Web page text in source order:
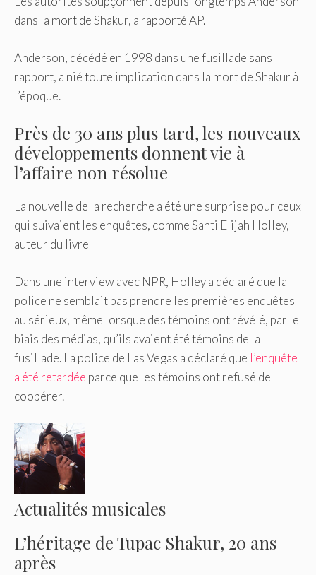
dans la mort de Shakur, a rapporté AP.
Anderson, décédé en 1998 dans une fusillade sans
rapport, a nié toute implication dans la mort de Shakur à
l’époque.
Près de 30 ans plus tard, les nouveaux
développements donnent vie à
l’affaire non résolue
La nouvelle de la recherche a été une surprise pour ceux
qui suivaient les enquêtes, comme Santi Elijah Holley,
auteur du livre
Dans une interview avec NPR, Holley a déclaré que la
police ne semblait pas prendre les premières enquêtes
au sérieux, même lorsque des témoins ont révélé, par le
biais des médias, qu’ils avaient été témoins de la
fusillade. La police de Las Vegas a déclaré que l’enquête
a été retardée parce que les témoins ont refusé de
coopérer.
Actualités musicales
L’héritage de Tupac Shakur, 20 ans
après